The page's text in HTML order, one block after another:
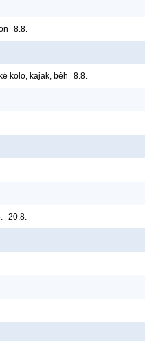
8.8.
kolo, kajak, běh 8.8.
20.8.